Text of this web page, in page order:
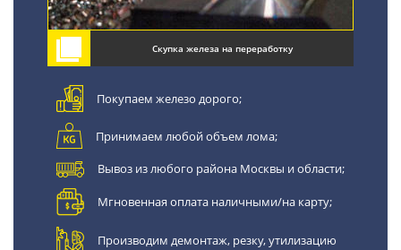
Скупка железа на переработку
Покупаем железо дорого;
Принимаем любой объем лома;
Вывоз из любого района Москвы и области;
Мгновенная оплата наличными/на карту;
Производим демонтаж, резку, утилизацию